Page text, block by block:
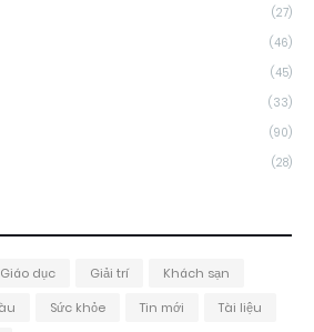
(27)
(46)
(45)
(33)
(90)
(28)
Giáo dục Giải trí
Khách sạn
Sức khỏe Tin mới
Tài liệu